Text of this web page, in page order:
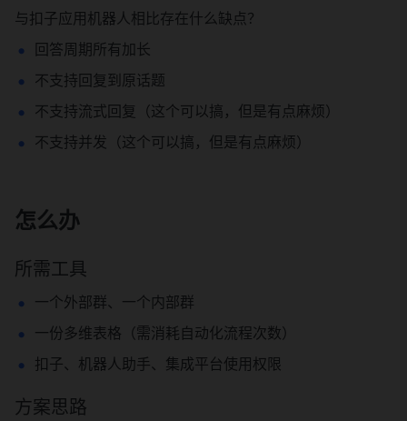
与扣子应用机器人相比存在什么缺点？
回答周期所有加长
不支持回复到原话题
不支持流式回复（这个可以搞，但是有点麻烦）
不支持并发（这个可以搞，但是有点麻烦）
怎么办
所需工具
一个外部群、一个内部群
一份多维表格（需消耗自动化流程次数）
扣子、机器人助手、集成平台使用权限
方案思路